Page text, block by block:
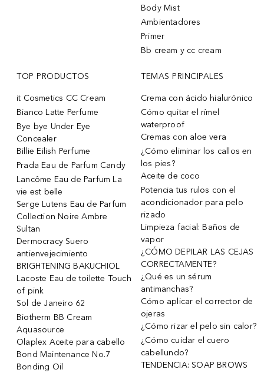
Body Mist
Ambientadores
Primer
Bb cream y cc cream
TOP PRODUCTOS
it Cosmetics CC Cream
Bianco Latte Perfume
Bye bye Under Eye
Concealer
Billie Eilish Perfume
Prada Eau de Parfum Candy
Lancôme Eau de Parfum La
vie est belle
Serge Lutens Eau de Parfum
Collection Noire Ambre
Sultan
Dermocracy Suero
antienvejecimiento
BRIGHTENING BAKUCHIOL
Lacoste Eau de toilette Touch
of pink
Sol de Janeiro 62
Biotherm BB Cream
Aquasource
Olaplex Aceite para cabello
Bond Maintenance No.7
Bonding Oil
TEMAS PRINCIPALES
Crema con ácido hialurónico
Cómo quitar el rímel
waterproof
Cremas con aloe vera
¿Cómo eliminar los callos en
los pies?
Aceite de coco
Potencia tus rulos con el
acondicionador para pelo
rizado
Limpieza facial: Baños de
vapor
¿CÓMO DEPILAR LAS CEJAS
CORRECTAMENTE?
¿Qué es un sérum
antimanchas?
Cómo aplicar el corrector de
ojeras
¿Cómo rizar el pelo sin calor?
¿Cómo cuidar el cuero
cabellundo?
TENDENCIA: SOAP BROWS